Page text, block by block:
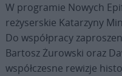
W programie Nowych
reżyserskie Katarzyny
Do współpracy
Bartosz Żurowski oraz
współczesne rewizje